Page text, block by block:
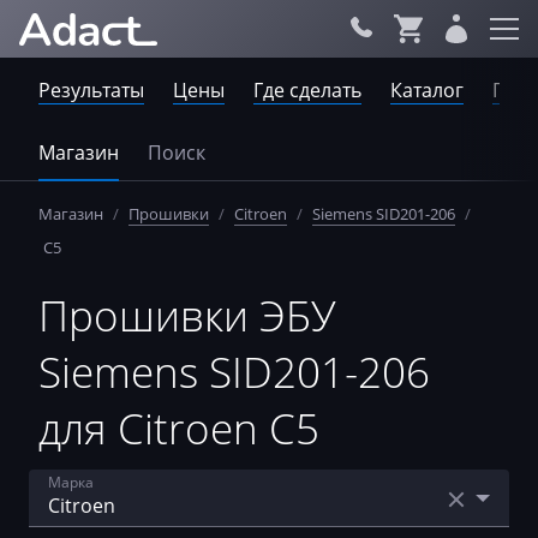
Результаты Цены Где сделать Каталог
Магазин Поиск
Магазин / Прошивки / Citroen / Siemens SID201-206 /
С5
Прошивки ЭБУ
Siemens SID201-206
для Citroen С5
Марка